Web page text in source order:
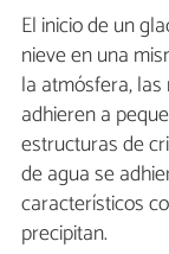
El inicio de un
nieve en una
la atmósfera,
adhieren a
estructuras de
de agua se
característicos
precipitan.